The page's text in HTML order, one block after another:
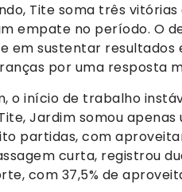
Tite soma três
empate no período. O
em sustentar
por uma resposta
o início de trabalho
Jardim somou
partidas, com
curta, registrou
com 37,5% de